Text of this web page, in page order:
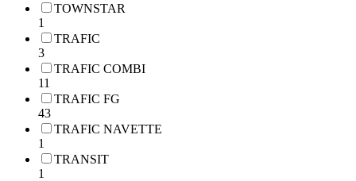
TOWNSTAR
1
TRAFIC
3
TRAFIC COMBI
11
TRAFIC FG
43
TRAFIC NAVETTE
1
TRANSIT
1